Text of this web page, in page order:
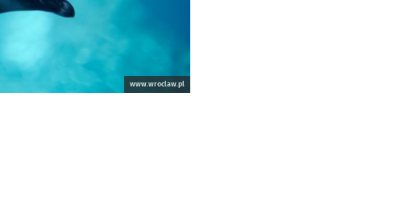
www.wroclaw.pl